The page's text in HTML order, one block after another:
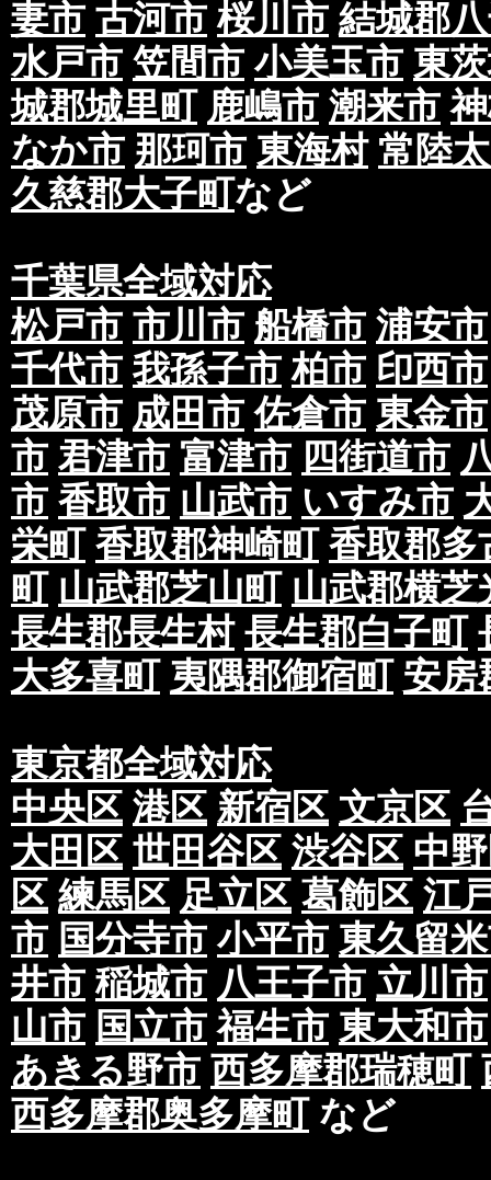
妻市 古河市 桜川市 結城郡
水戸市 笠間市 小美玉市 東
城郡城里町 鹿嶋市 潮来市
なか市 那珂市 東海村 常陸
久慈郡大子町など
千葉県全域対応
松戸市 市川市 船橋市 浦安市
千代市 我孫子市 柏市 印西市
茂原市 成田市 佐倉市 東金市
市 君津市 富津市 四街道市
市 香取市 山武市 いすみ市
栄町 香取郡神崎町 香取郡多
町 山武郡芝山町 山武郡横芝
長生郡長生村 長生郡白子町
大多喜町 夷隅郡御宿町 安房
東京都全域対応
中央区 港区 新宿区 文京区
大田区 世田谷区 渋谷区 中
区 練馬区 足立区 葛飾区 江
市 国分寺市 小平市 東久留
井市 稲城市 八王子市 立川市
山市 国立市 福生市 東大和市
あきる野市 西多摩郡瑞穂町
西多摩郡奥多摩町など